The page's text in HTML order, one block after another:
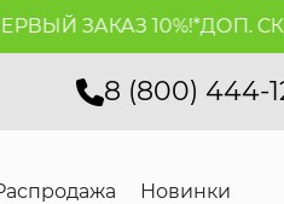
ЗАКАЗ 10%!*ДОП.
8 (800) 444-
Новинки